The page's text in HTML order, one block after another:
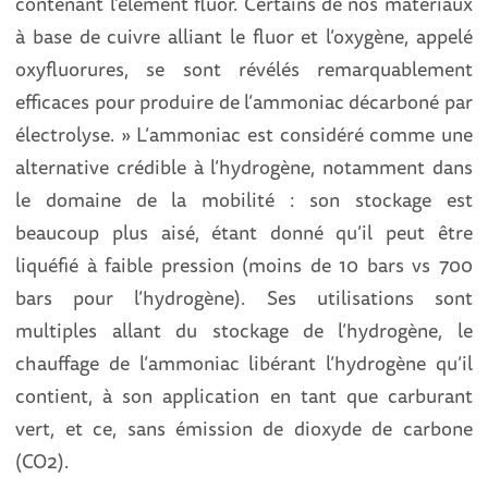
à base de cuivre alliant le fluor et l’oxygène, appelé
oxyfluorures, se sont révélés remarquablement
efficaces pour produire de l’ammoniac décarboné par
électrolyse. » L’ammoniac est considéré comme une
alternative crédible à l’hydrogène, notamment dans
le domaine de la mobilité : son stockage est
beaucoup plus aisé, étant donné qu’il peut être
liquéfié à faible pression (moins de 10 bars vs 700
bars pour l’hydrogène). Ses utilisations sont
multiples allant du stockage de l’hydrogène, le
chauffage de l’ammoniac libérant l’hydrogène qu’il
contient, à son application en tant que carburant
vert, et ce, sans émission de dioxyde de carbone
(CO2).